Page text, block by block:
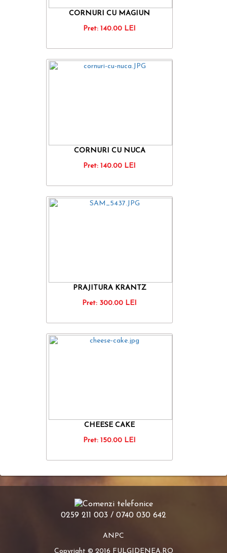
CORNURI CU MAGIUN
Pret: 140.00 LEI
CORNURI CU NUCA
Pret: 140.00 LEI
PRAJITURA KRANTZ
Pret: 300.00 LEI
CHEESE CAKE
Pret: 150.00 LEI
0259 211 003 / 0740 030 642
ANPC
Copyright © 2016 FULGIDENEA.RO